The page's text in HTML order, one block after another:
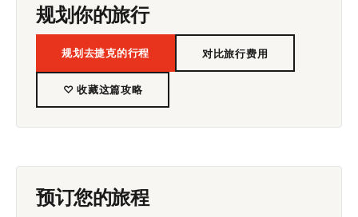
规划你的旅行
规划去捷克的行程 对比旅行费用
♡ 收藏这篇攻略
预订您的旅程